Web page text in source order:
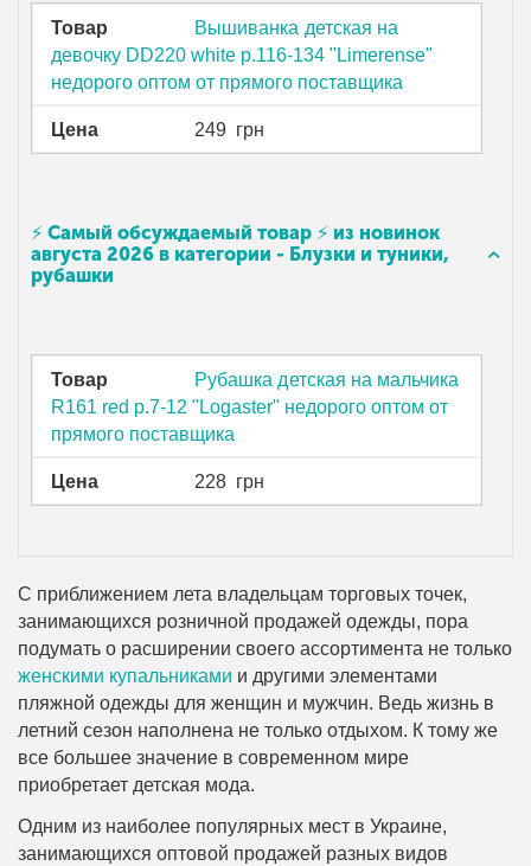
Товар
Вышиванка детская на
девочку DD220 white р.116-134 "Limerense"
недорого оптом от прямого поставщика
Цена 249 грн
⚡ Самый обсуждаемый товар ⚡ из новинок
августа 2026 в категории - Блузки и туники,
рубашки
Товар
Рубашка детская на мальчика
R161 red р.7-12 "Logaster" недорого оптом от
прямого поставщика
Цена 228 грн
С приближением лета владельцам торговых точек,
занимающихся розничной продажей одежды, пора
подумать о расширении своего ассортимента не только
женскими купальниками и другими элементами
пляжной одежды для женщин и мужчин. Ведь жизнь в
летний сезон наполнена не только отдыхом. К тому же
все большее значение в современном мире
приобретает детская мода.
Одним из наиболее популярных мест в Украине,
занимающихся оптовой продажей разных видов